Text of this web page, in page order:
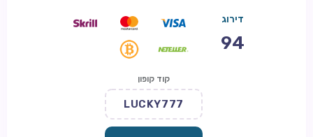
דירוג
94
קוד קופון
LUCKY777